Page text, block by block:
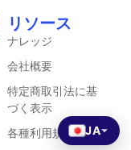
リソース
ナレッジ
会社概要
特定商取引法に基
づく表示
各種利用規約
JA